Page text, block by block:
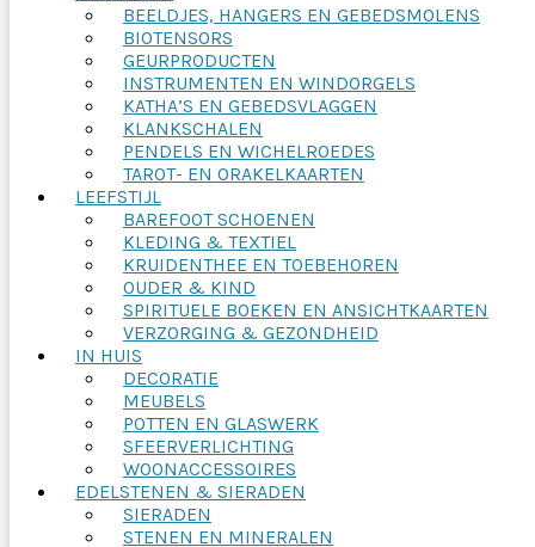
BEELDJES, HANGERS EN GEBEDSMOLENS
BIOTENSORS
GEURPRODUCTEN
INSTRUMENTEN EN WINDORGELS
KATHA’S EN GEBEDSVLAGGEN
KLANKSCHALEN
PENDELS EN WICHELROEDES
TAROT- EN ORAKELKAARTEN
LEEFSTIJL
BAREFOOT SCHOENEN
KLEDING & TEXTIEL
KRUIDENTHEE EN TOEBEHOREN
OUDER & KIND
SPIRITUELE BOEKEN EN ANSICHTKAARTEN
VERZORGING & GEZONDHEID
IN HUIS
DECORATIE
MEUBELS
POTTEN EN GLASWERK
SFEERVERLICHTING
WOONACCESSOIRES
EDELSTENEN & SIERADEN
SIERADEN
STENEN EN MINERALEN